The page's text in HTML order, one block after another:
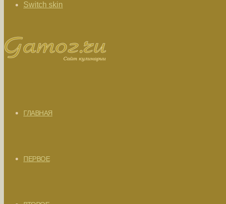
Switch skin
ГЛАВНАЯ
ПЕРВОЕ